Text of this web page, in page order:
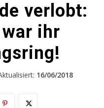
verlobt:
ihr
16/06/2018